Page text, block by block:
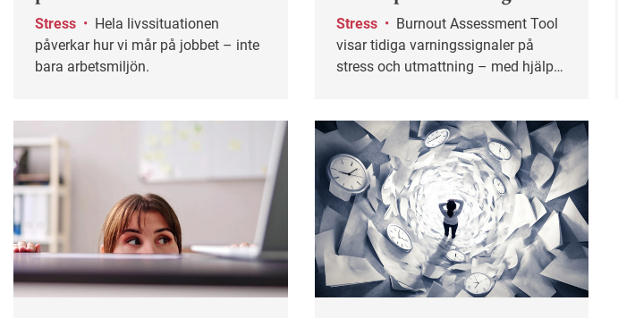
Stress •
påverkar hur vi mår på jobbet – inte
bara arbetsmiljön.
Stress •
visar tidiga varningssignaler på
stress och utmattning – med hjälp
forskare från flera olika länder.